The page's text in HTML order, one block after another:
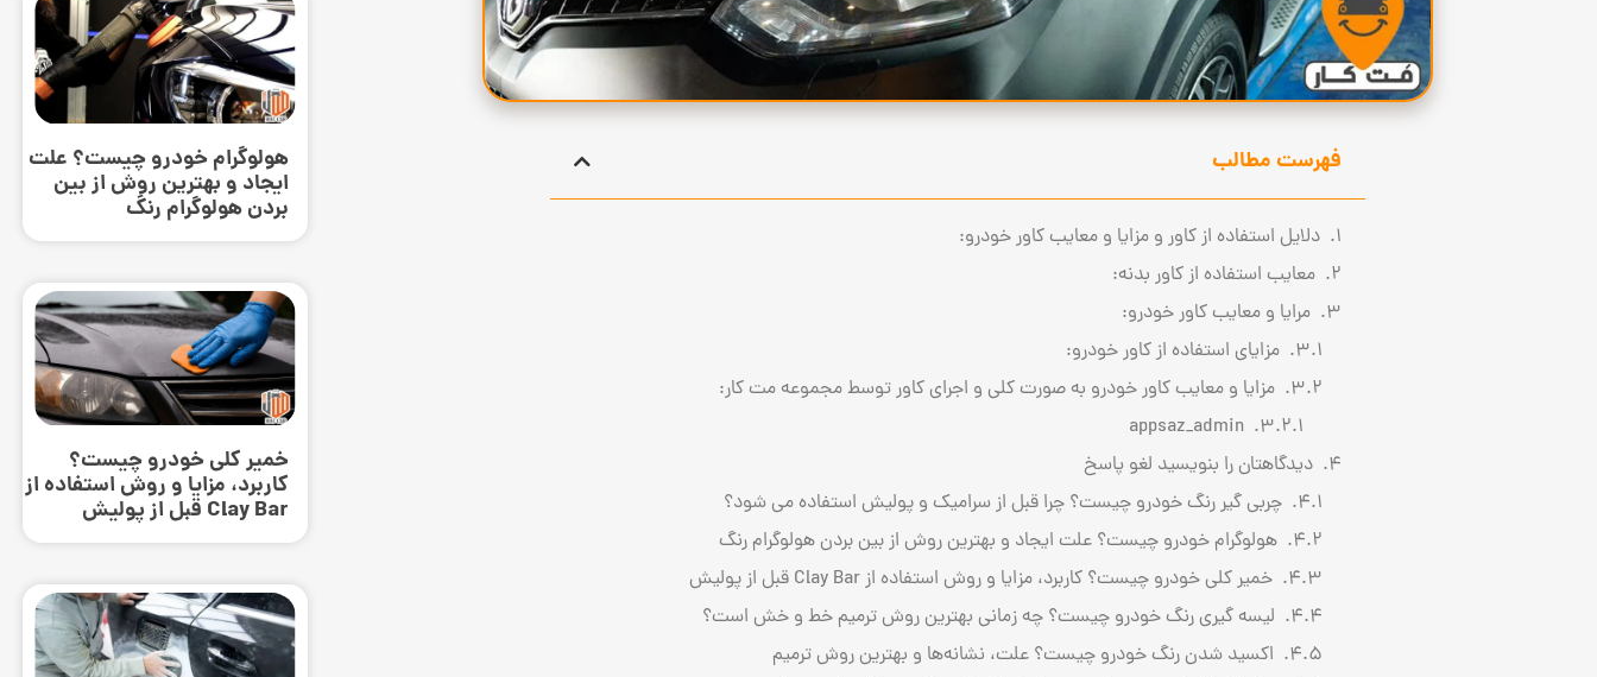
فهرست مطالب
دلایل استفاده از کاور و مزایا و معایب کاور خودرو:
معایب استفاده از کاور بدنه:
مرایا و معایب کاور خودرو:
مزایای استفاده از کاور خودرو:
مزایا و معایب کاور خودرو به صورت کلی و اجرای کاور توسط مجموعه مت کار:
appsaz_admin
دیدگاهتان را بنویسید لغو پاسخ
چربی گیر رنگ خودرو چیست؟ چرا قبل از سرامیک و پولیش استفاده می ‌شود؟
هولوگرام خودرو چیست؟ علت ایجاد و بهترین روش از بین بردن هولوگرام رنگ
خمیر کلی خودرو چیست؟ کاربرد، مزایا و روش استفاده از Clay Bar قبل از پولیش
لیسه گیری رنگ خودرو چیست؟ چه زمانی بهترین روش ترمیم خط و خش است؟
اکسید شدن رنگ خودرو چیست؟ علت، نشانه‌ها و بهترین روش ترمیم
هولوگرام خودرو چیست؟ علت
ایجاد و بهترین روش از بین
بردن هولوگرام رنگ
خمیر کلی خودرو چیست؟
کاربرد، مزایا و روش استفاده از
Clay Bar قبل از پولیش